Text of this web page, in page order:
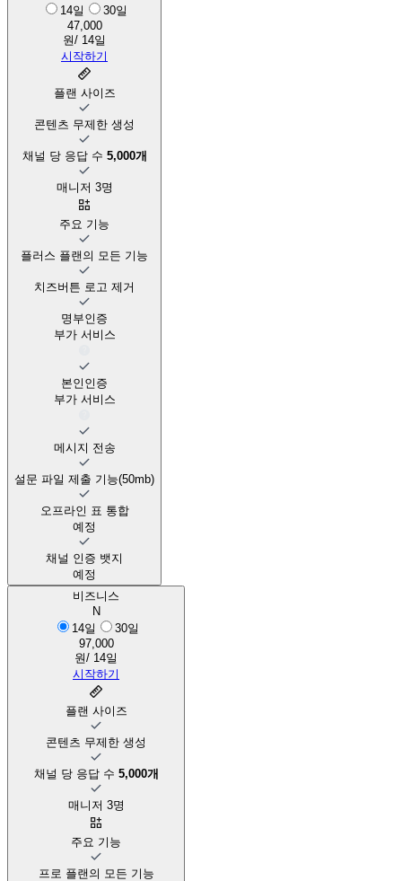
14일
30일
47,000
원/ 14일
시작하기
플랜 사이즈
콘텐츠 무제한 생성
채널 당 응답 수 5,000개
매니저 3명
주요 기능
플러스 플랜의 모든 기능
치즈버튼 로고 제거
명부인증
부가 서비스
본인인증
부가 서비스
메시지 전송
설문 파일 제출 기능(50mb)
오프라인 표 통합
예정
채널 인증 뱃지
예정
비즈니스
N
14일
30일
97,000
원/ 14일
시작하기
플랜 사이즈
콘텐츠 무제한 생성
채널 당 응답 수 5,000개
매니저 3명
주요 기능
프로 플랜의 모든 기능